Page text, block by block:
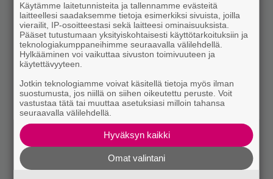
Käytämme laitetunnisteita ja tallennamme evästeitä
laitteellesi saadaksemme tietoja esimerkiksi sivuista, joilla
vierailit, IP-osoitteestasi sekä laitteesi ominaisuuksista.
Pääset tutustumaan yksityiskohtaisesti käyttötarkoituksiin ja
teknologiakumppaneihimme seuraavalla välilehdellä.
Hylkääminen voi vaikuttaa sivuston toimivuuteen ja
käytettävyyteen.
Jotkin teknologiamme voivat käsitellä tietoja myös ilman
suostumusta, jos niillä on siihen oikeutettu peruste. Voit
vastustaa tätä tai muuttaa asetuksiasi milloin tahansa
seuraavalla välilehdellä.
Hyväksyn kaikki
Omat valintani